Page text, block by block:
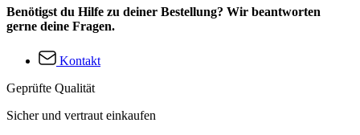
Benötigst du Hilfe zu deiner Bestellung? Wir beantworten
gerne deine Fragen.
Kontakt
Geprüfte Qualität
Sicher und vertraut einkaufen